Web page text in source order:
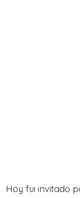
Hoy fui invitado